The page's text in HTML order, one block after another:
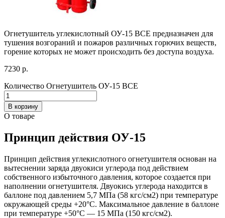
Огнетушитель углекислотный ОУ-15 ВСЕ предназначен для
тушения возгораний и пожаров различных горючих веществ,
горение которых не может происходить без доступа воздуха.
7230 р.
Количество Огнетушитель ОУ-15 ВСЕ
В корзину
О товаре
Принцип действия ОУ-15
Принцип действия углекислотного огнетушителя основан на
вытеснении заряда двуокиси углерода под действием
собственного избыточного давления, которое создается при
наполнении огнетушителя. Двуокись углерода находится в
баллоне под давлением 5,7 МПа (58 кгс/см2) при температуре
окружающей среды +20°С. Максимальное давление в баллоне
при температуре +50°С — 15 МПа (150 кгс/см2).